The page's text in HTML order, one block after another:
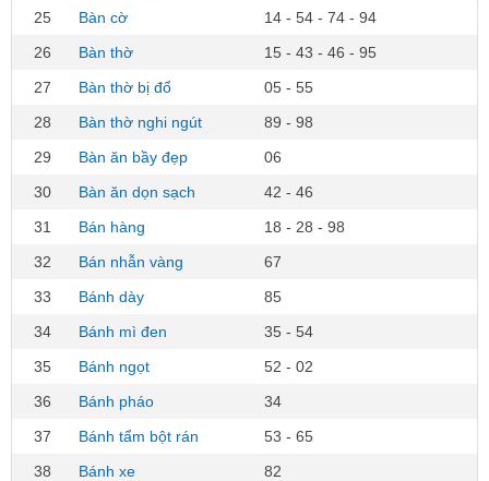
25
Bàn cờ
14 - 54 - 74 - 94
26
Bàn thờ
15 - 43 - 46 - 95
27
Bàn thờ bị đổ
05 - 55
28
Bàn thờ nghi ngút
89 - 98
29
Bàn ăn bầy đẹp
06
30
Bàn ăn dọn sạch
42 - 46
31
Bán hàng
18 - 28 - 98
32
Bán nhẫn vàng
67
33
Bánh dày
85
34
Bánh mì đen
35 - 54
35
Bánh ngọt
52 - 02
36
Bánh pháo
34
37
Bánh tẩm bột rán
53 - 65
38
Bánh xe
82